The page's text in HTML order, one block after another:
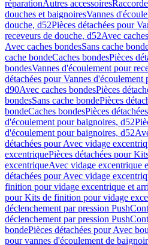
réparationAutres accessoires
douches et baignoiresVannes
douche, d52Pièces détachées pour
receveurs de douche, d52Avec
Avec caches bondesSans cache
cache bondeCaches bondesPièces
bondesVannes d'écoulement pour
détachées pour Vannes d'écoulement
d90Avec caches bondesPièces
bondesSans cache bondePièces
bondeCaches bondesPièces
d'écoulement pour baignoires, d52
d'écoulement pour baignoires, d52
détachées pour Avec vidage
excentriquePièces détachées pour
excentriqueAvec vidage excentrique
détachées pour Avec vidage
finition pour vidage excentrique et
pour Kits de finition pour vidage
déclenchement par pression
déclenchement par pression
bondePièces détachées pour Avec
pour vannes d'écoulement de